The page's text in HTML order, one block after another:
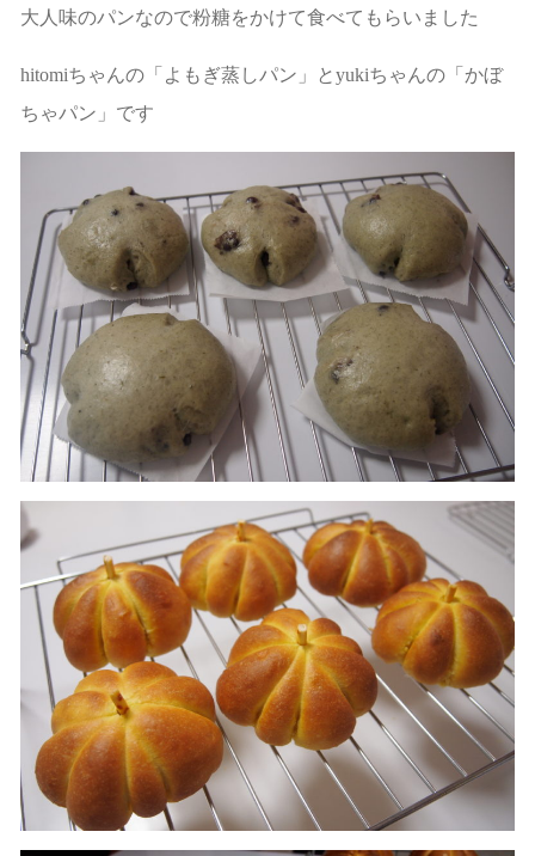
大人味のパンなので粉糖をかけて食べてもらいました
hitomiちゃんの「よもぎ蒸しパン」とyukiちゃんの「かぼ
ちゃパン」です